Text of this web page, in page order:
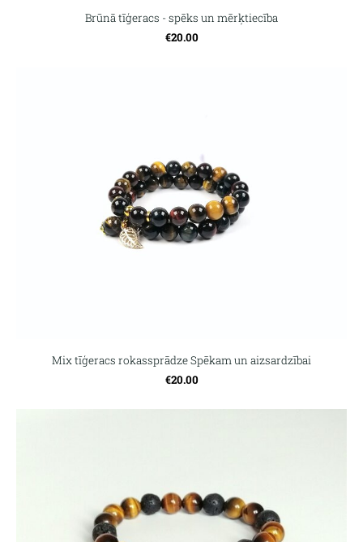
Brūnā tīģeracs - spēks un mērķtiecība
€20.00
Mix tīģeracs rokassprādze Spēkam un aizsardzībai
€20.00